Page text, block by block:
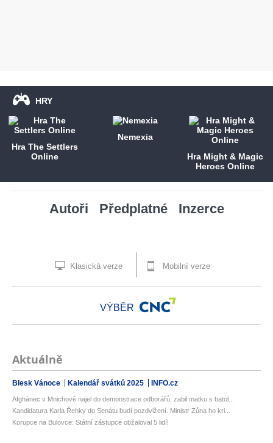
HRY
Hra The Settlers
Online
Nemexia
Hra Might & Magic
Heroes Online
Autoři Předplatné Inzerce
Klasická verze Mobilní verze
VÝBĚR
Aktuálně
Blesk Vánoce Kalendář svátků 2025 INFO.cz
Afghánec v Mnichově najel do demonstrace odborářů, zabil matku s batol...
Kandidatura Karla Řehky do Senátu budí pozdvižení. Ministr Zůna ho kri...
Korupce na Bulovce: Státní zástupce obžaloval 5 lidí!